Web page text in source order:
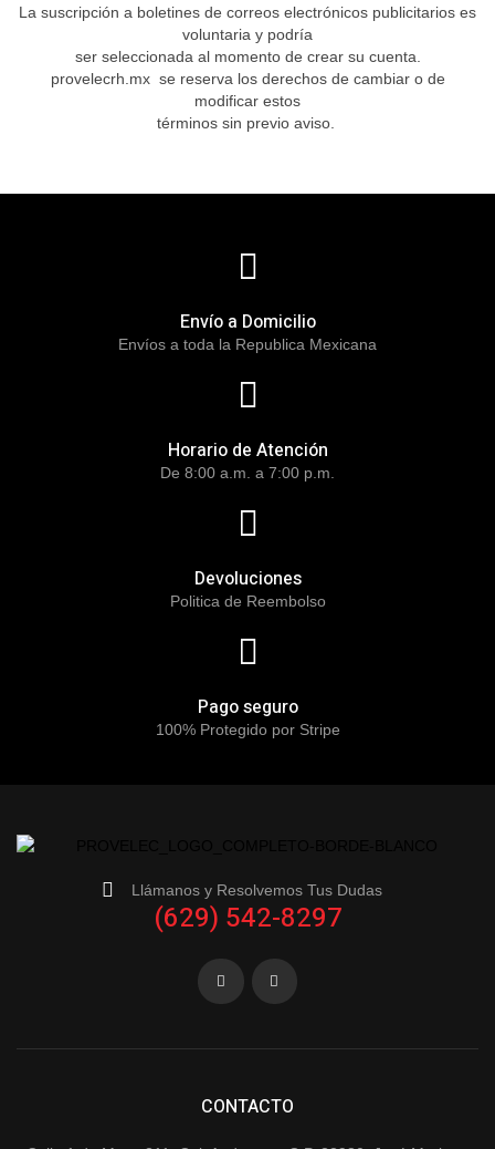
La suscripción a boletines de correos electrónicos publicitarios es
voluntaria y podría
ser seleccionada al momento de crear su cuenta.
provelecrh.mx se reserva los derechos de cambiar o de
modificar estos
términos sin previo aviso.
Envío a Domicilio
Envíos a toda la Republica Mexicana
Horario de Atención
De 8:00 a.m. a 7:00 p.m.
Devoluciones
Politica de Reembolso
Pago seguro
100% Protegido por Stripe
Llámanos y Resolvemos Tus Dudas
(629) 542-8297
CONTACTO